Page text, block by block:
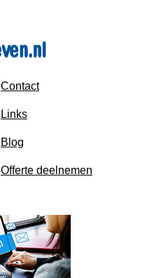
Contact
Links
Blog
Offerte deelnemen